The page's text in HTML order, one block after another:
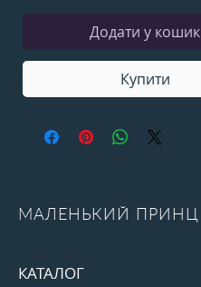
Додати у кошик
Купити
МАЛЕНЬКИЙ ПРИНЦ
КАТАЛОГ